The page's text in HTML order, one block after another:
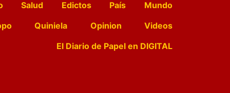
Salud Edictos País
Mundo
Quiniela Opinion
Videos
El Diario de Papel en DIGITAL